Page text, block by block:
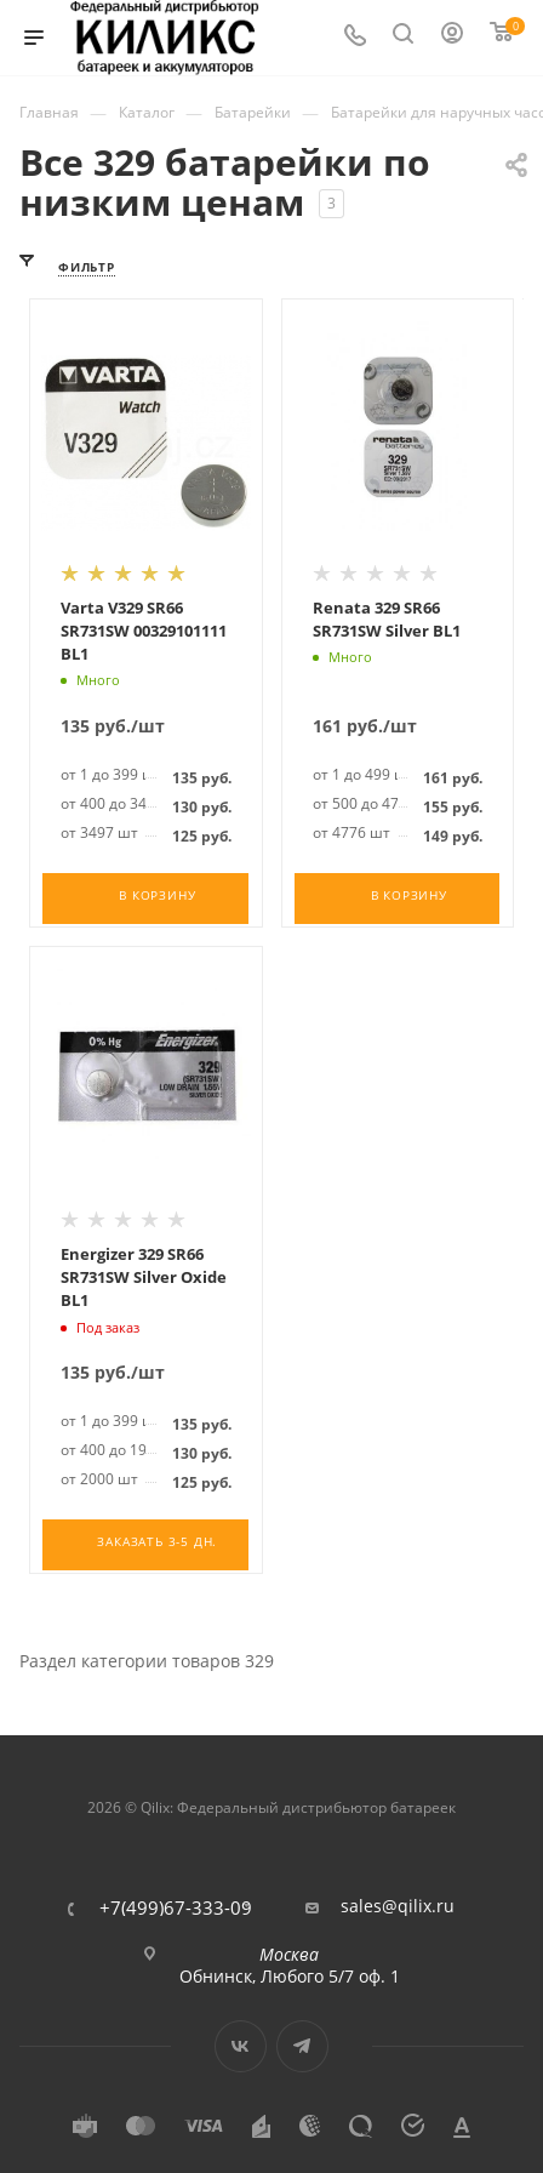
0
Главная — Каталог — Батарейки — Батарейки для наручных
Все 329 батарейки по
низким ценам
3
ФИЛЬТР
Varta V329 SR66
SR731SW 00329101111
BL1
Много
135 руб./шт
от 1 до 399 шт 135руб.
от 400 до 3496 шт
130руб.
от 3497 шт
125руб.
В КОРЗИНУ
Renata 329 SR66
SR731SW Silver BL1
Много
161 руб./шт
от 1 до 499 шт 161 руб.
от 500 до 4775 шт
155 руб.
от 4776 шт
149 руб.
В КОРЗИНУ
Energizer 329 SR66
SR731SW Silver Oxide
BL1
Под заказ
135 руб./шт
от 1 до 399 шт 135руб.
от 400 до 1999 шт
130руб.
от 2000 шт
125руб.
ЗАКАЗАТЬ 3-5 ДН.
Раздел категории товаров 329
2026 © Qilix: Федеральный дистрибьютор батареек
+7(499)67-333-09 sales@qilix.ru
Москва
Обнинск, Любого 5/7 оф. 1